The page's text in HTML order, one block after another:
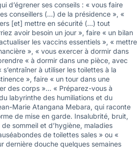
d’égrener ses conseils : « vous faire
conseillers (…) de la présidence », «
[et] mettre en sécurité (…) tout
avoir besoin un jour », faire « un bilan
les vaccins essentiels », « mettre
», « vous exercer à dormir dans
« à dormir dans une pièce, avec
à utiliser les toilettes à la
», faire « un tour dans une
des corps »… « Préparez-vous à
labyrinthe des humiliations et du
Marie Atangana Mebara, qui raconte
de mise en garde. Insalubrité, bruit,
sommeil et d’hygiène, maladies
de toilettes sales » ou «
dernière douche quelques semaines